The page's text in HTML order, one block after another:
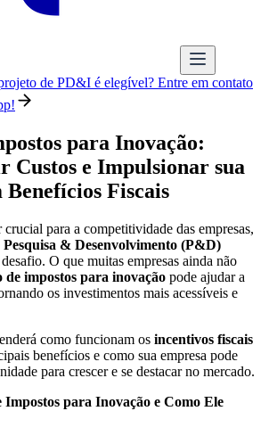
de PD&I é elegível? Entre em contato
para Inovação:
Custos e Impulsionar sua
Benefícios Fiscais
para a competitividade das empresas,
Pesquisa & Desenvolvimento (P&D)
O que muitas empresas ainda não
de impostos para inovação pode ajudar a
os investimentos mais acessíveis e
como funcionam os incentivos fiscais
benefícios e como sua empresa pode
para crescer e se destacar no mercado.
Impostos para Inovação e Como Ele